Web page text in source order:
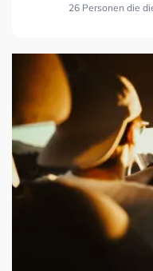
26 Personen die